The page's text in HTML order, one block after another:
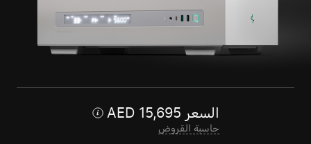
السعر AED 15,695
حاسبة القروض